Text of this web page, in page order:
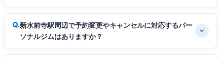
新水前寺駅周辺で予約変更やキャンセルに対応するパー
ソナルジムはありますか？